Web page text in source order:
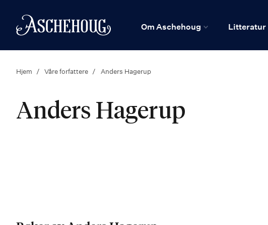
Hjem
Om Aschehoug Litteratur
Hjem Våre forfattere Anders Hagerup
Anders Hagerup